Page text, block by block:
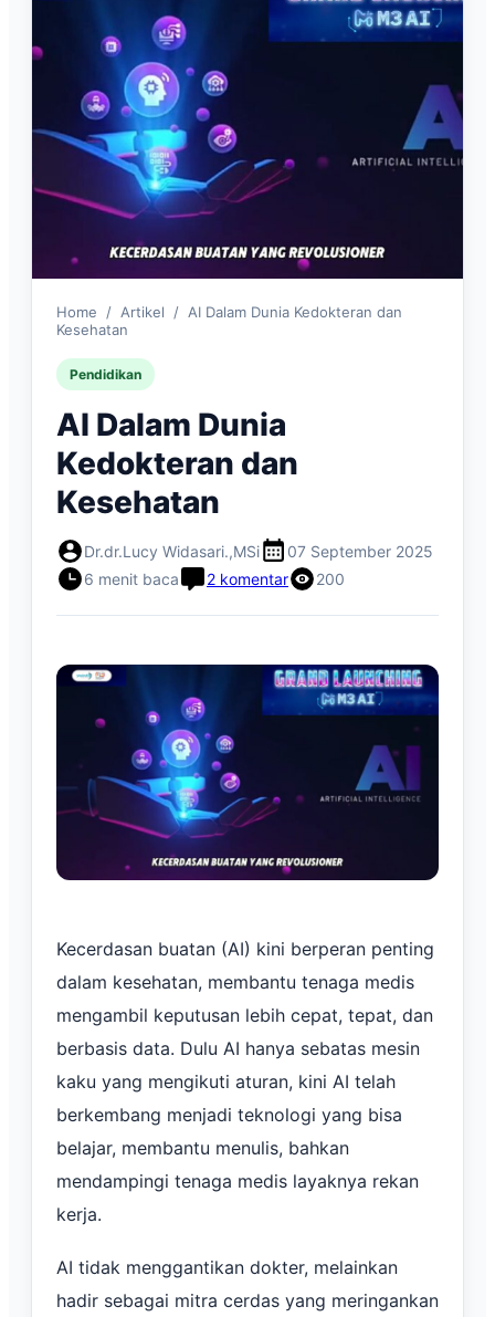
Home / Artikel / AI Dalam Dunia Kedokteran dan
Kesehatan
Pendidikan
AI Dalam Dunia
Kedokteran dan
Kesehatan
Dr.dr.Lucy Widasari.,MSi
07 September 2025
6 menit baca
2 komentar 200
Kecerdasan buatan (AI) kini berperan penting
dalam kesehatan, membantu tenaga medis
mengambil keputusan lebih cepat, tepat, dan
berbasis data. Dulu AI hanya sebatas mesin
kaku yang mengikuti aturan, kini AI telah
berkembang menjadi teknologi yang bisa
belajar, membantu menulis, bahkan
mendampingi tenaga medis layaknya rekan
kerja.
AI tidak menggantikan dokter, melainkan
hadir sebagai mitra cerdas yang meringankan